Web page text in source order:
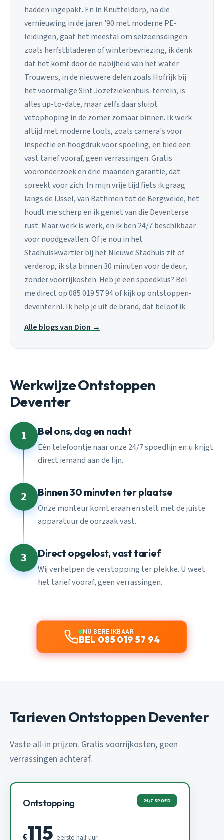
hadden ingepakt. En in Knutteldorp, na die
vernieuwing in de jaren '90 met moderne PE-
leidingen, gaat het meestal om seizoensdingen
zoals herfstbladeren of winterbevriezing, ik denk
dat het komt door de nabijheid van het water.
Trouwens, in de nieuwere delen zoals Hofrijk bij
het voormalige Sint Jozefziekenhuis-terrein, is
alles up-to-date, maar zelfs daar sluipt
vetophoping in de zomer zomaar binnen. Ik werk
altijd met moderne tools, zoals camera's voor
inspectie en hoogdruk voor spoeling, en bied een
vast tarief vooraf, geen verrassingen. Gratis
vooronderzoek en drie maanden garantie, dat
spreekt voor zich. In mijn vrije tijd fiets ik graag
langs de IJssel, van Bathmen tot de Bergweide, het
houdt me scherp en ik geniet van die Deventerse
rust. Maar werk is werk, en ik ben 24/7 beschikbaar
voor noodgevallen. Of je nou in het
Stadhuiskwartier bij het Nieuwe Stadhuis zit of
verderop, ik sta binnen 30 minuten voor de deur,
zonder voorrijkosten. Heb je een spoedklus? Bel
me direct op 085 019 57 94 of kijk op ontstoppen-
deventer.nl. Ik help je uit de brand, dat beloof ik.
Alle blogs van Dion →
Werkwijze Ontstoppen
Deventer
1 Bel ons, dag en nacht
Eén telefoontje naar onze 24/7 spoedlijn en u krijgt
direct iemand aan de lijn.
2 Binnen 30 minuten ter plaatse
Onze monteur komt eraan en stelt met de juiste
apparatuur de oorzaak vast.
3 Direct opgelost, vast tarief
Wij verhelpen de verstopping ter plekke. U weet
het tarief vooraf, geen verrassingen.
NU BEREIKBAAR
BEL 085 019 57 94
Tarieven Ontstoppen Deventer
Vaste all-in prijzen. Gratis voorrijkosten, geen
verrassingen achteraf.
Ontstopping 24/7 SPOED
€115 eerste half uur